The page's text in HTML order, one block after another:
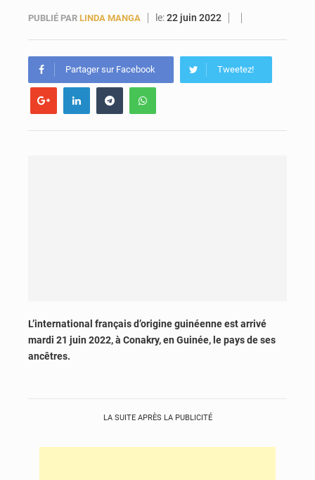
PUBLIÉ PAR LINDA MANGA le:22 juin 2022
Partager sur Facebook Tweetez!
L’international français d’origine guinéenne est arrivé
mardi 21 juin 2022, à Conakry, en Guinée, le pays de ses
ancêtres.
LA SUITE APRÈS LA PUBLICITÉ